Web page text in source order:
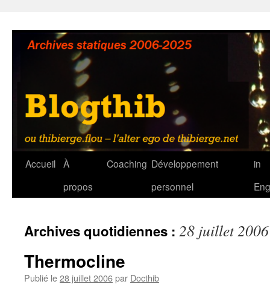
contenu
Accueil À
propos
Coaching Développement
personnel
in
Archives quotidiennes : 28 juillet 2006
Thermocline
Publié le28 juillet 2006par Docthib